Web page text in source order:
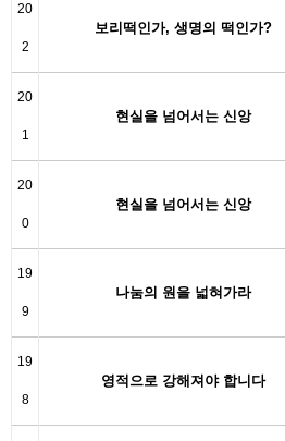
20
2
보리떡인가, 생명의 떡인가?
20
1
현실을 넘어서는 신앙
20
0
현실을 넘어서는 신앙
19
9
나눔의 원을 넓혀가라
19
8
영적으로 강해져야 합니다